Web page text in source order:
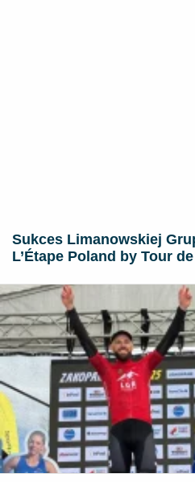
Sukces Limanowskiej
L’Étape Poland by Tour